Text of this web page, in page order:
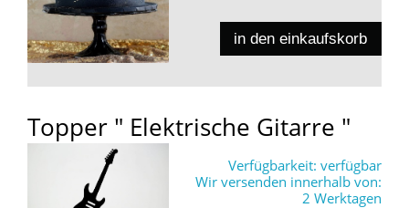
in den einkaufskorb
Topper " Elektrische Gitarre "
Verfügbarkeit: verfügbar
Wir versenden innerhalb von:
2 Werktagen